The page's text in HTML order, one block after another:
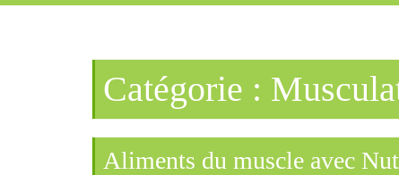
Catégorie :
Aliments du muscle avec